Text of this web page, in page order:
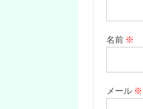
名前 ※
メール ※